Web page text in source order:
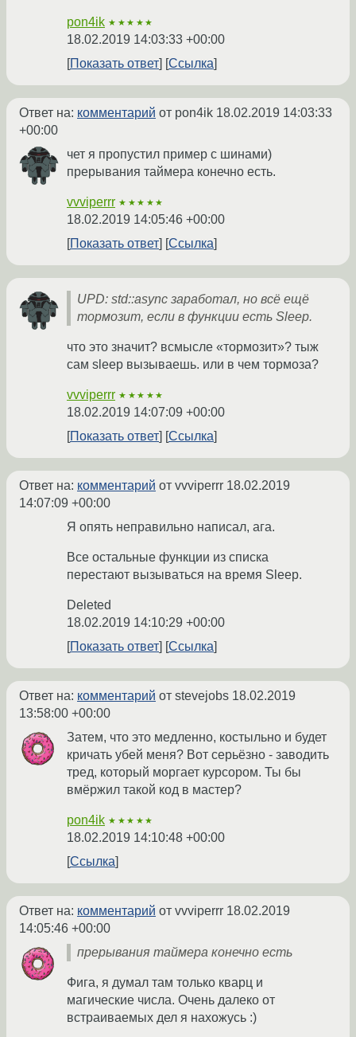
pon4ik ★★★★★
18.02.2019 14:03:33 +00:00
Показать ответ
Ссылка
Ответ на: комментарий от pon4ik 18.02.2019 14:03:33
+00:00
чет я пропустил пример с шинами)
прерывания таймера конечно есть.
vvviperrr ★★★★★
18.02.2019 14:05:46 +00:00
Показать ответ
Ссылка
UPD: std::async заработал, но всё ещё
тормозит, если в функции есть Sleep.
что это значит? всмысле «тормозит»? тыж
сам sleep вызываешь. или в чем тормоза?
vvviperrr ★★★★★
18.02.2019 14:07:09 +00:00
Показать ответ
Ссылка
Ответ на: комментарий от vvviperrr 18.02.2019
14:07:09 +00:00
Я опять неправильно написал, ага.
Все остальные функции из списка
перестают вызываться на время Sleep.
Deleted
18.02.2019 14:10:29 +00:00
Показать ответ
Ссылка
Ответ на: комментарий от stevejobs 18.02.2019
13:58:00 +00:00
Затем, что это медленно, костыльно и будет
кричать убей меня? Вот серьёзно - заводить
тред, который моргает курсором. Ты бы
вмёржил такой код в мастер?
pon4ik ★★★★★
18.02.2019 14:10:48 +00:00
Ссылка
Ответ на: комментарий от vvviperrr 18.02.2019
14:05:46 +00:00
прерывания таймера конечно есть
Фига, я думал там только кварц и
магические числа. Очень далеко от
встраиваемых дел я нахожусь :)